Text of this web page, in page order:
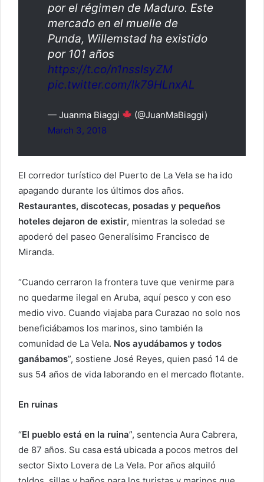
por el régimen de Maduro. Este
mercado en el muelle de
Punda, Willemstad ha existido
por 101 años
https://t.co/n1nssIsyZM
pic.twitter.com/lk79HLnxAL
— Juanma Biaggi
(@JuanMaBiaggi)
March 3, 2018
El corredor turístico del Puerto de La Vela se ha ido
apagando durante los últimos dos años.
Restaurantes, discotecas, posadas y pequeños
hoteles dejaron de existir, mientras la soledad se
apoderó del paseo Generalísimo Francisco de
Miranda.
“Cuando cerraron la frontera tuve que venirme para
no quedarme ilegal en Aruba, aquí pesco y con eso
medio vivo. Cuando viajaba para Curazao no solo nos
beneficiábamos los marinos, sino también la
comunidad de La Vela. Nos ayudábamos y todos
ganábamos”, sostiene José Reyes, quien pasó 14 de
sus 54 años de vida laborando en el mercado flotante.
En ruinas
“El pueblo está en la ruina”, sentencia Aura Cabrera,
de 87 años. Su casa está ubicada a pocos metros del
sector Sixto Lovera de La Vela. Por años alquiló